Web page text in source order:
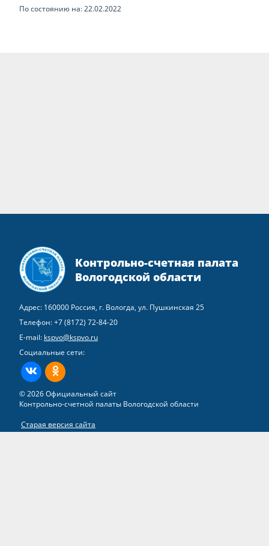
По состоянию на: 22.02.2022
Контрольно-счетная палата
Вологодской области
Адрес: 160000 Россия, г. Вологда, ул. Пушкинская 25
Телефон:+7 (8172) 72-84-20
E-mail: kspvo@kspvo.ru
Социальные сети:
ВКонтактеОдноклассники
© 2026 Официальный сайт
Контрольно-счетной палаты Вологодской области
Старая версия сайта